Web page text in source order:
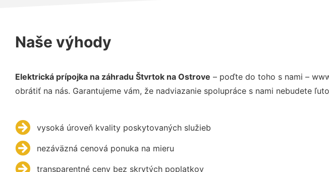
Naše výhody
Elektrická prípojka na záhradu Štvrtok na Ostrove – poďte do toho s nami –
obrátiť na nás. Garantujeme vám, že nadviazanie spolupráce s nami nebudete
vysoká úroveň kvality poskytovaných služieb
nezáväzná cenová ponuka na mieru
transparentné ceny bez skrytých poplatkov